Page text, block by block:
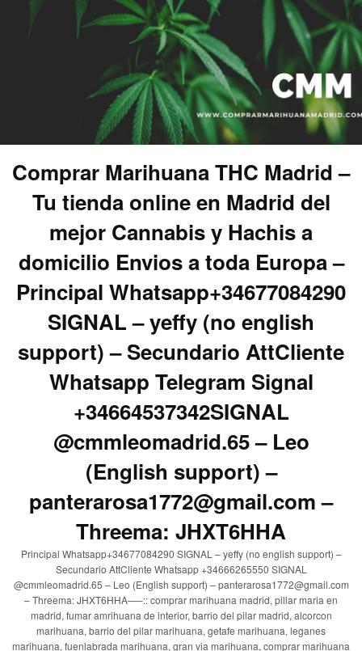
Comprar Marihuana THC Madrid –
Tu tienda online en Madrid del
mejor Cannabis y Hachis a
domicilio Envios a toda Europa –
Principal Whatsapp+34677084290
SIGNAL – yeffy (no english
support) – Secundario AttCliente
Whatsapp Telegram Signal
+34664537342SIGNAL
@cmmleomadrid.65 – Leo
(English support) –
panterarosa1772@gmail.com –
Threema: JHXT6HHA
Principal Whatsapp+34677084290 SIGNAL – yeffy (no english support) –
Secundario AttCliente Whatsapp +34666265550 SIGNAL
@cmmleomadrid.65 – Leo (English support) – panterarosa1772@gmail.com
– Threema: JHXT6HHA—–:: comprar marihuana madrid, pillar maria en
madrid, fumar amrihuana de interior, barrio del pilar madrid, alcorcon
marihuana, barrio del pilar marihuana, getafe marihuana, leganes
marihuana, fuenlabrada marihuana, gran via marihuana, comprar marihuana